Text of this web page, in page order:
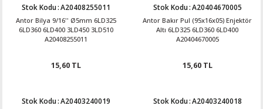
Stok Kodu:A20408255011
Antor Bilya 9/16'' Ø5mm 6LD325
6LD360 6LD400 3LD450 3LD510
A20408255011
15,60 TL
Stok Kodu:A20404670005
Antor Bakır Pul (95x16x05) Enjektör
Altı 6LD325 6LD360 6LD400
A20404670005
15,60 TL
Stok Kodu:A20403240019 Stok Kodu:A20403240018